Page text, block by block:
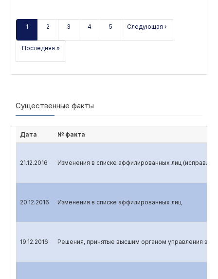
1 2 3 4 5 Следующая ›
Последняя »
Существенные факты
Дата № факта
21.12.2016 Изменения в списке аффилированных лиц
20.12.2016 Изменения в списке аффилированных лиц
19.12.2016 Решения, принятые высшим органом управления